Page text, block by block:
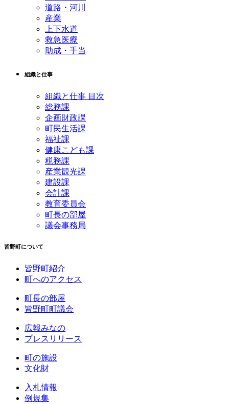
道路・河川
産業
上下水道
救急医療
助成・手当
組織と仕事
組織と仕事 目次
総務課
企画財政課
町民生活課
福祉課
健康こども課
税務課
産業観光課
建設課
会計課
教育委員会
町長の部屋
議会事務局
皆野町について
皆野町紹介
町へのアクセス
町長の部屋
皆野町町議会
広報みなの
プレスリリース
町の施設
文化財
入札情報
例規集